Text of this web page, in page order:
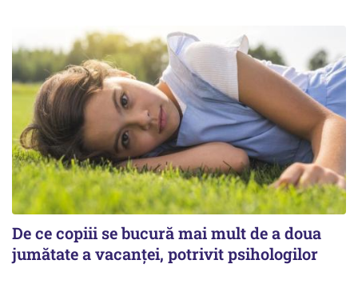
De ce copiii se bucură mai mult de a doua
jumătate a vacanței, potrivit psihologilor